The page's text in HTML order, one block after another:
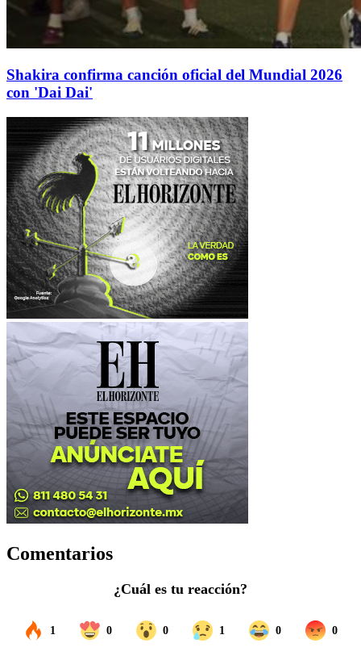
Shakira confirma canción oficial del Mundial 2026
con 'Dai Dai'
Comentarios